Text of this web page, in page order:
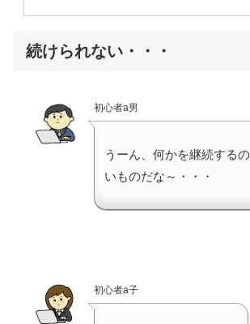
続けられない・・・
初心者a男
うーん、何かを継続する
いものだな～・・・
初心者a子